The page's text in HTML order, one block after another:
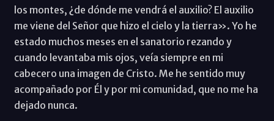
los montes, ¿de dónde me vendrá el auxilio? El auxilio
me viene del Señor que hizo el cielo y la tierra». Yo he
estado muchos meses en el sanatorio rezando y
cuando levantaba mis ojos, veía siempre en mi
cabecero una imagen de Cristo. Me he sentido muy
acompañado por Él y por mi comunidad, que no me ha
dejado nunca.